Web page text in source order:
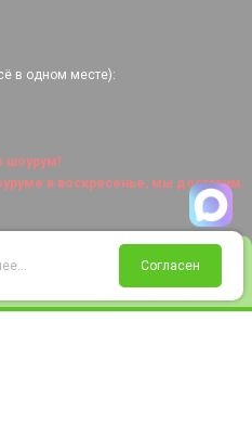
Избранное Корзина
в одном месте):
шоурум!
в воскресенье, мы доставим
Согласен